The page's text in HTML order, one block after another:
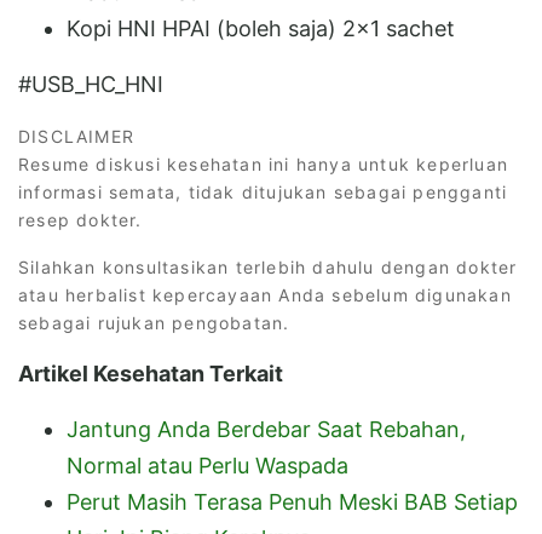
Kopi HNI HPAI (boleh saja) 2x1 sachet
#USB_HC_HNI
DISCLAIMER
Resume diskusi kesehatan ini hanya untuk keperluan
informasi semata, tidak ditujukan sebagai pengganti
resep dokter.
Silahkan konsultasikan terlebih dahulu dengan dokter
atau herbalist kepercayaan Anda sebelum digunakan
sebagai rujukan pengobatan.
Artikel Kesehatan Terkait
Jantung Anda Berdebar Saat Rebahan,
Normal atau Perlu Waspada
Perut Masih Terasa Penuh Meski BAB Setiap